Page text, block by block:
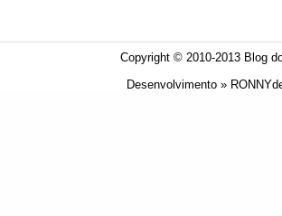
Copyright © 2010-2013 Blog
Desenvolvimento »